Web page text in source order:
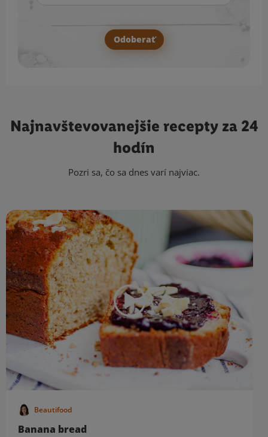
Odoberať
Najnavštevovanejšie recepty za 24
hodín
Pozri sa, čo sa dnes varí najviac.
Beautifood
Banana bread